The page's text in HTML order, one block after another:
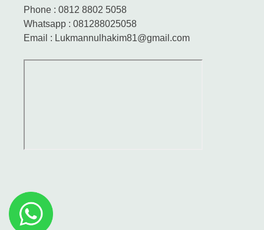
Phone : 0812 8802 5058
Whatsapp : 081288025058
Email : Lukmannulhakim81@gmail.com